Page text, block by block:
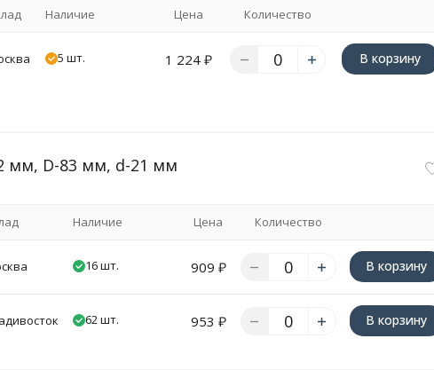
Наличие Цена Количество
5 шт. 1 224 ₽ В корзину
мм, D-83 мм, d-21 мм
Наличие Цена Количество
16 шт. 909 ₽ В корзину
62 шт. 953 ₽ В корзину